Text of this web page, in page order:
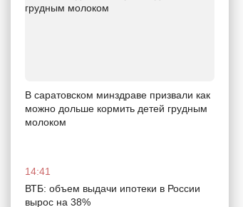
В саратовском минздраве призвали как
можно дольше кормить детей грудным
молоком
14:41
ВТБ: объем выдачи ипотеки в России
вырос на 38%